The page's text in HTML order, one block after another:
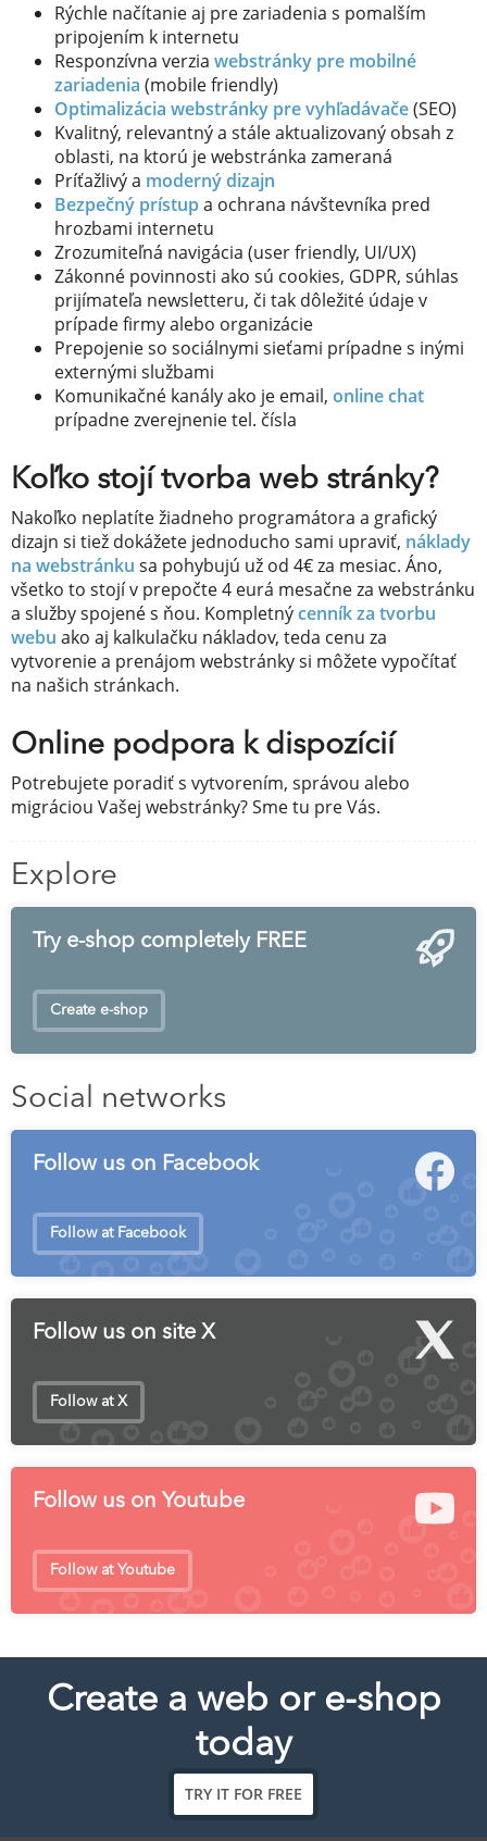
Rýchle načítanie aj pre zariadenia s pomalším
pripojením k internetu
Responzívna verzia webstránky pre mobilné
zariadenia (mobile friendly)
Optimalizácia webstránky pre vyhľadávače(SEO)
Kvalitný, relevantný a stále aktualizovaný obsah z
oblasti, na ktorú je webstránka zameraná
Príťažlivý a moderný dizajn
Bezpečný prístup a ochrana návštevníka pred
hrozbami internetu
Zrozumiteľná navigácia (user friendly, UI/UX)
Zákonné povinnosti ako sú cookies, GDPR, súhlas
prijímateľa newsletteru, či tak dôležité údaje v
prípade firmy alebo organizácie
Prepojenie so sociálnymi sieťami prípadne s inými
externými službami
Komunikačné kanály ako je email, online chat
prípadne zverejnenie tel. čísla
Koľko stojí tvorba web stránky?
Nakoľko neplatíte žiadneho programátora a grafický
dizajn si tiež dokážete jednoducho sami upraviť, náklady
na webstránku sa pohybujú už od 4€ za mesiac. Áno,
všetko to stojí v prepočte 4 eurá mesačne za webstránku
a služby spojené s ňou. Kompletnýcenník za tvorbu
webu ako aj kalkulačku nákladov, teda cenu za
vytvorenie a prenájom webstránky si môžete vypočítať
na našich stránkach.
Online podpora k dispozícií
Potrebujete poradiť s vytvorením, správou alebo
migráciou Vašej webstránky? Sme tu pre Vás.
Explore
Try e-shop completely FREE
Create e-shop
Social networks
Follow us on Facebook
Follow at Facebook
Follow us on site X
Follow at X
Follow us on Youtube
Follow at Youtube
Create a web or e-shop
today
TRY IT FOR FREE